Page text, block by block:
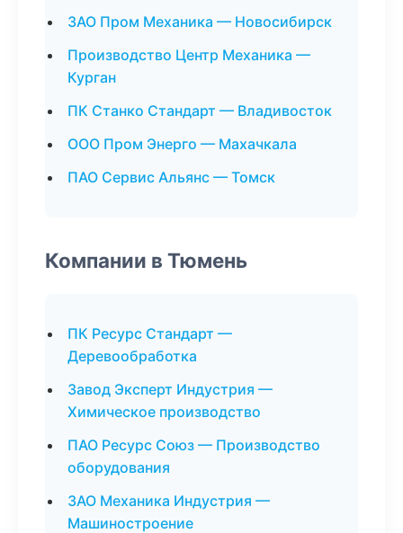
ЗАО Пром Механика — Новосибирск
Производство Центр Механика —
Курган
ПК Станко Стандарт — Владивосток
ООО Пром Энерго — Махачкала
ПАО Сервис Альянс — Томск
Компании в Тюмень
ПК Ресурс Стандарт —
Деревообработка
Завод Эксперт Индустрия —
Химическое производство
ПАО Ресурс Союз — Производство
оборудования
ЗАО Механика Индустрия —
Машиностроение